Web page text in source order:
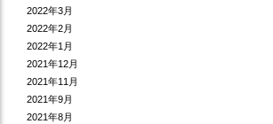
2022年3月
2022年2月
2022年1月
2021年12月
2021年11月
2021年9月
2021年8月